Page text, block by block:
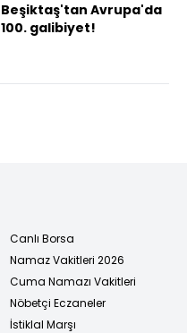
Beşiktaş'tan Avrupa'da
100. galibiyet!
Canlı Borsa
Namaz Vakitleri 2026
Cuma Namazı Vakitleri
Nöbetçi Eczaneler
İstiklal Marşı